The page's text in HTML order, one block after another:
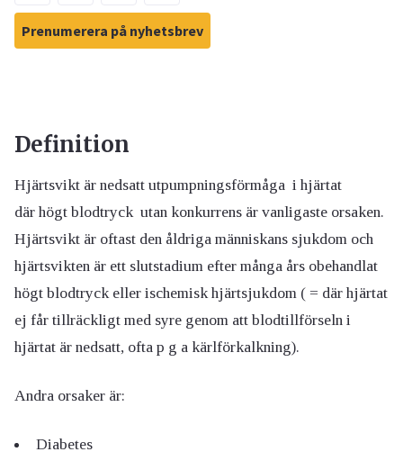
Prenumerera på nyhetsbrev
Definition
Hjärtsvikt är nedsatt utpumpningsförmåga i hjärtat
där högt blodtryck utan konkurrens är vanligaste orsaken.
Hjärtsvikt är oftast den åldriga människans sjukdom och
hjärtsvikten är ett slutstadium efter många års obehandlat
högt blodtryck eller ischemisk hjärtsjukdom ( = där hjärtat
ej får tillräckligt med syre genom att blodtillförseln i
hjärtat är nedsatt, ofta p g a kärlförkalkning).
Andra orsaker är:
Diabetes